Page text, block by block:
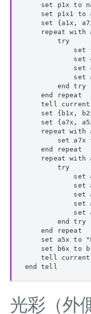
set p1x to
set p1x1 to
set {a1x,
repeat with
        try
set
set
set
set
        end try
    end repeat
tell
set {b1x,
set {a7x,
repeat with
set a7x
    end repeat
repeat with
        try
set
set
set
set
set
        end try
    end repeat
set a5x to
set b6x to
tell
end tell
光彩（外